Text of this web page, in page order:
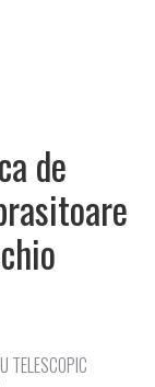
de
TELESCOPIC